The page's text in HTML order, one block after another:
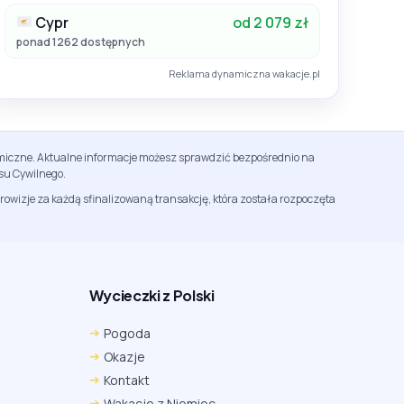
Cypr od 2 079 zł
ponad 1262 dostępnych
Reklama dynamiczna wakacje.pl
Aktualne informacje możesz sprawdzić bezpośrednio na
Cywilnego.
za każdą sfinalizowaną transakcję, która została rozpoczęta
Wycieczki z Polski
Pogoda
Okazje
Kontakt
Edge
Ustawienia → Prywatność i bezpieczeństwo → Pliki
cookie innych firm → ustaw „Zezwalaj”.
Na czas rezerwacji nie blokuj cookies i śledzenia dla tej